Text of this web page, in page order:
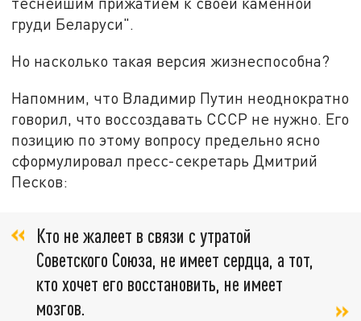
груди Беларуси".
Но насколько такая версия жизнеспособна?
Напомним, что Владимир Путин неоднократно
говорил, что воссоздавать СССР не нужно. Его
позицию по этому вопросу предельно ясно
сформулировал пресс-секретарь Дмитрий
Песков:
Кто не жалеет в связи с утратой
Советского Союза, не имеет сердца, а тот,
кто хочет его восстановить, не имеет
мозгов.